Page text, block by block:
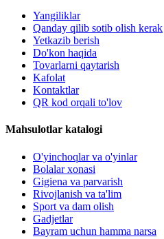
Yangiliklar
Qanday qilib sotib olish kerak
Yetkazib berish
Do'kon haqida
Tovarlarni qaytarish
Kafolat
Kontaktlar
QR kod orqali to'lov
Mahsulotlar katalogi
O'yinchoqlar va o'yinlar
Bolalar xonasi
Gigiena va parvarish
Rivojlanish va ta'lim
Sport va dam olish
Gadjetlar
Bayram uchun hamma narsa